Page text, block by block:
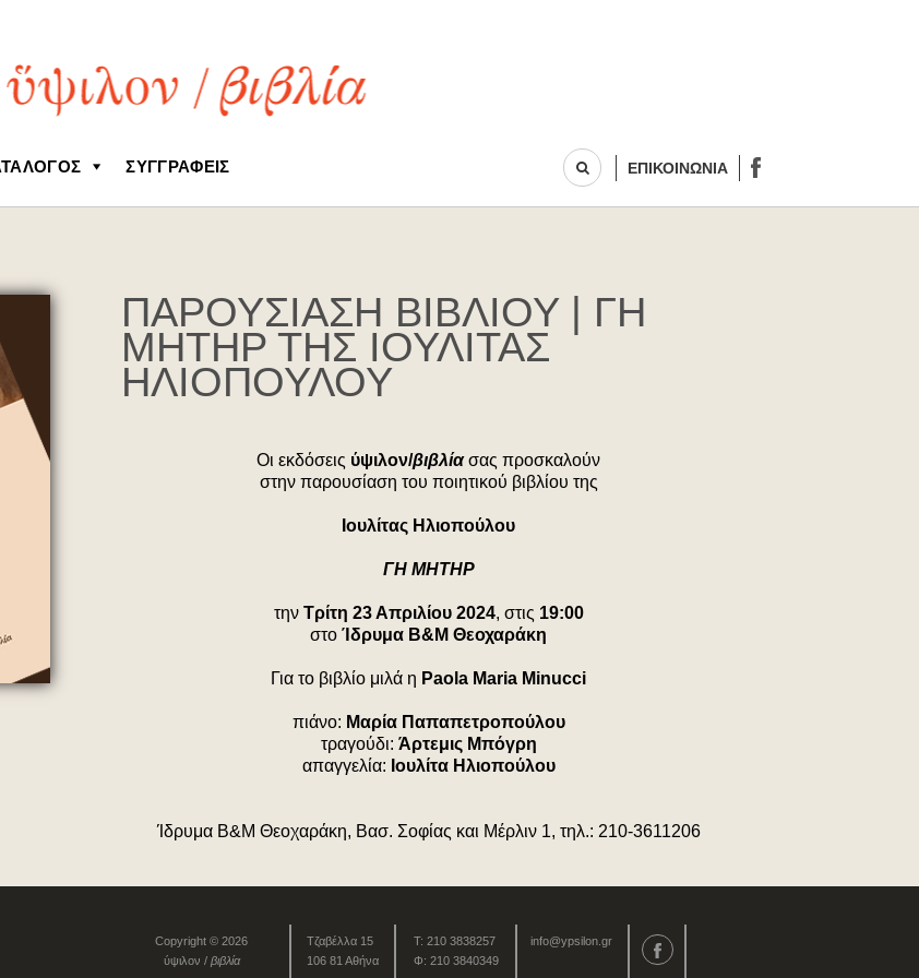
ΣΥΓΓΡΑΦΕΊΣ ΕΠΙΚΟΙΝΩΝΙΑ
ΠΑΡΟΥΣΙΑΣΗ ΒΙΒΛΙΟΥ | ΓΗ
ΜΗΤΗΡ ΤΗΣ ΙΟΥΛΙΤΑΣ
ΗΛΙΟΠΟΥΛΟΥ
Οι εκδόσεις ύψιλον/βιβλίασας προσκαλούν
στην παρουσίαση του ποιητικού βιβλίου της
Ιουλίτας Ηλιοπούλου
ΓΗ ΜΗΤΗΡ
την Τρίτη 23 Απριλίου 2024, στις 19:00
στο Ίδρυμα Β&Μ Θεοχαράκη
Για το βιβλίο μιλά η Paola Maria Minucci
πιάνο: Μαρία Παπαπετροπούλου
τραγούδι: Άρτεμις Μπόγρη
απαγγελία: Ιουλίτα Ηλιοπούλου
Ίδρυμα Β&Μ Θεοχαράκη, Βασ. Σοφίας και Μέρλιν 1, τηλ.: 210-3611206
Copyright © 2026
ύψιλον / βιβλία
Τζαβέλλα 15
106 81 Αθήνα
Τ: 210 3838257
Φ: 210 3840349
info@ypsilon.gr